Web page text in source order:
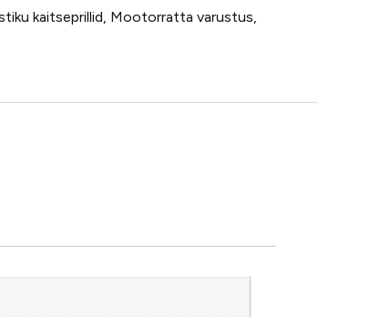
kaitseprillid, Mootorratta varustus,